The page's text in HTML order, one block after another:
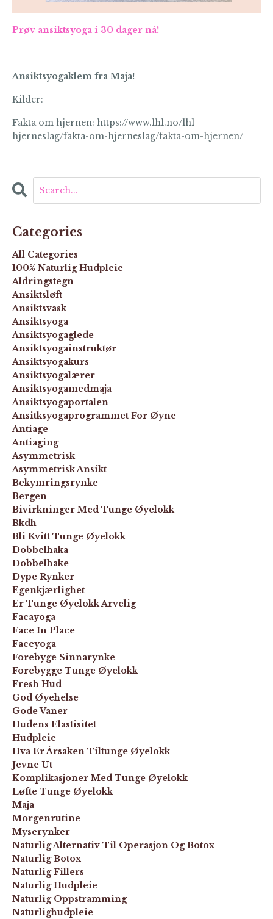
Prøv ansiktsyoga i 30 dager nå!
Ansiktsyogaklem fra Maja!
Kilder:
Fakta om hjernen: https://www.lhl.no/lhl-
hjerneslag/fakta-om-hjerneslag/fakta-om-hjernen/
Categories
All Categories
100% Naturlig Hudpleie
Aldringstegn
Ansiktsløft
Ansiktsvask
Ansiktsyoga
Ansiktsyogaglede
Ansiktsyogainstruktør
Ansiktsyogakurs
Ansiktsyogalærer
Ansiktsyogamedmaja
Ansiktsyogaportalen
Ansitksyogaprogrammet For Øyne
Antiage
Antiaging
Asymmetrisk
Asymmetrisk Ansikt
Bekymringsrynke
Bergen
Bivirkninger Med Tunge Øyelokk
Bkdh
Bli Kvitt Tunge Øyelokk
Dobbelhaka
Dobbelhake
Dype Rynker
Egenkjærlighet
Er Tunge Øyelokk Arvelig
Facayoga
Face In Place
Faceyoga
Forebyge Sinnarynke
Forebygge Tunge Øyelokk
Fresh Hud
God Øyehelse
Gode Vaner
Hudens Elastisitet
Hudpleie
Hva Er Årsaken Tiltunge Øyelokk
Jevne Ut
Komplikasjoner Med Tunge Øyelokk
Løfte Tunge Øyelokk
Maja
Morgenrutine
Myserynker
Naturlig Alternativ Til Operasjon Og Botox
Naturlig Botox
Naturlig Fillers
Naturlig Hudpleie
Naturlig Oppstramming
Naturlighudpleie